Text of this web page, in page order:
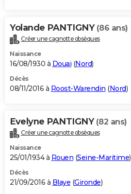
Yolande PANTIGNY (86 ans)
Créer une cagnotte obsèques
Naissance
16/08/1930 à Douai (Nord)
Décès
08/11/2016 à Roost-Warendin (Nord)
Evelyne PANTIGNY (82 ans)
Créer une cagnotte obsèques
Naissance
25/01/1934 à Rouen (Seine-Maritime)
Décès
21/09/2016 à Blaye (Gironde)